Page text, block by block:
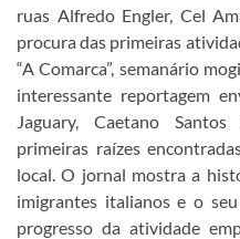
ruas Alfredo Engler, Cel
procura das primeiras
“A Comarca”, semanário
interessante reportagem
Jaguary, Caetano
primeiras raízes
local. O jornal mostra a
imigrantes italianos e o
progresso da atividade